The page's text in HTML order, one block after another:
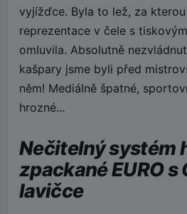
vyjížďce. Byla to lež, za
reprezentace v čele s
omluvila. Absolutně
kašpary jsme byli před
něm! Mediálně špatné,
hrozné...
Nečitelný systém
zpackané EURO s
lavičce